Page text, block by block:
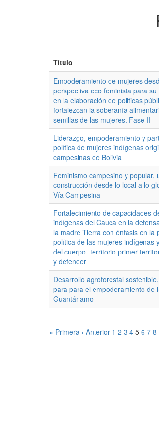
Título
Empoderamiento de mujeres
perspectiva eco feminista para su
en la elaboración de politicas
fortalezcan la soberanía
semillas de las mujeres. Fase II
Liderazgo, empoderamiento y
política de mujeres indígenas
campesinas de Bolivia
Feminismo campesino y popular,
construcción desde lo local a lo
Vía Campesina
Fortalecimiento de capacidades
indígenas del Cauca en la
la madre Tierra con énfasis en la
política de las mujeres indígenas
del cuerpo- territorio primer
y defender
Desarrollo agroforestal
para para el empoderamiento de
Guantánamo
« Primera ‹ Anterior 1 2 3 4 5 6 7 8